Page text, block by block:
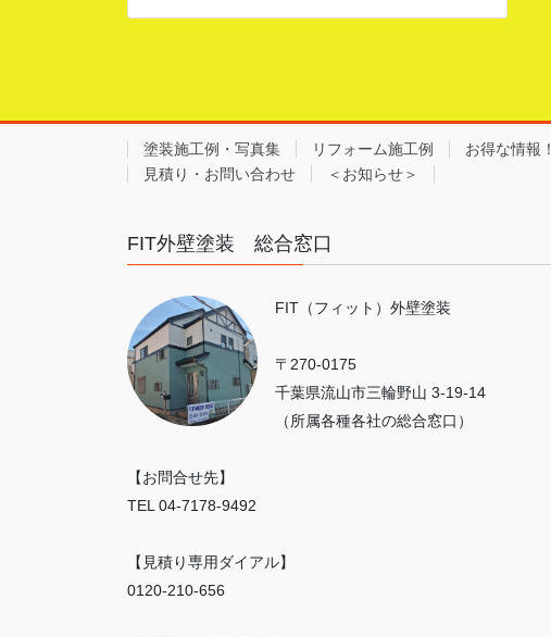
塗装施工例・写真集 リフォーム施工例 お得な情報！
見積り・お問い合わせ
＜お知らせ＞
FIT外壁塗装 総合窓口
FIT（フィット）外壁塗装
〒270-0175
千葉県流山市三輪野山 3-19-14
（所属各種各社の総合窓口）
【お問合せ先】
TEL 04-7178-9492
【見積り専用ダイアル】
0120-210-656